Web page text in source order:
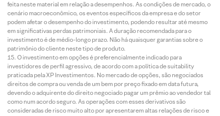
feita neste material em relação a desempenhos. As condições de mercado, o
cenário macroeconômico, os eventos específicos da empresa e do setor
podem afetar o desempenho do investimento, podendo resultar até mesmo
em significativas perdas patrimoniais. A duração recomendada para o
investimento é de médio-longo prazo. Não há quaisquer garantias sobre o
patrimônio do cliente neste tipo de produto.
O investimento em opções é preferencialmente indicado para
investidores de perfil agressivo, de acordo com a política de suitability
praticada pela XP Investimentos. No mercado de opções, são negociados
direitos de compra ou venda de um bem por preço fixado em data futura,
devendo o adquirente do direito negociado pagar um prêmio ao vendedor tal
como num acordo seguro. As operações com esses derivativos são
consideradas de risco muito alto por apresentarem altas relações de risco e